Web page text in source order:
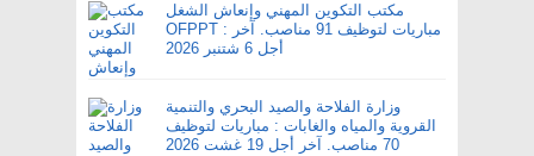
مكتب التكوين المهني وإنعاش الشغل
OFPPT : مباريات لتوظيف 91 مناصب. آخر
أجل 6 شتنبر 2026
وزارة الفلاحة والصيد البحري والتنمية
القروية والمياه والغابات : مباريات لتوظيف
70 مناصب. آخر أجل 19 غشت 2026